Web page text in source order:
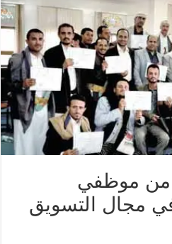
كادراً من موظفي
مجال التسويق